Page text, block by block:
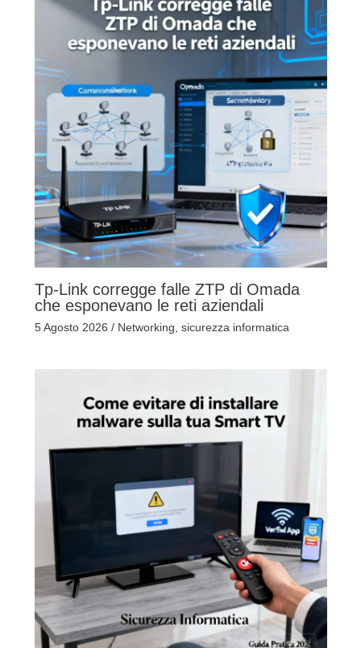
Tp-Link corregge falle ZTP di Omada
che esponevano le reti aziendali
5 Agosto 2026 / Networking sicurezza informatica